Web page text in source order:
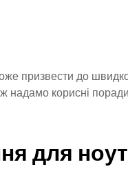
призвести до
надамо корисні
для